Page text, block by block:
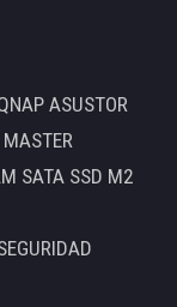
ASUSTOR
MASTER
SATA SSD M2